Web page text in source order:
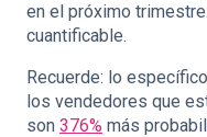
en el próximo
cuantificable.
Recuerde: lo
los vendedores que
son 376% más